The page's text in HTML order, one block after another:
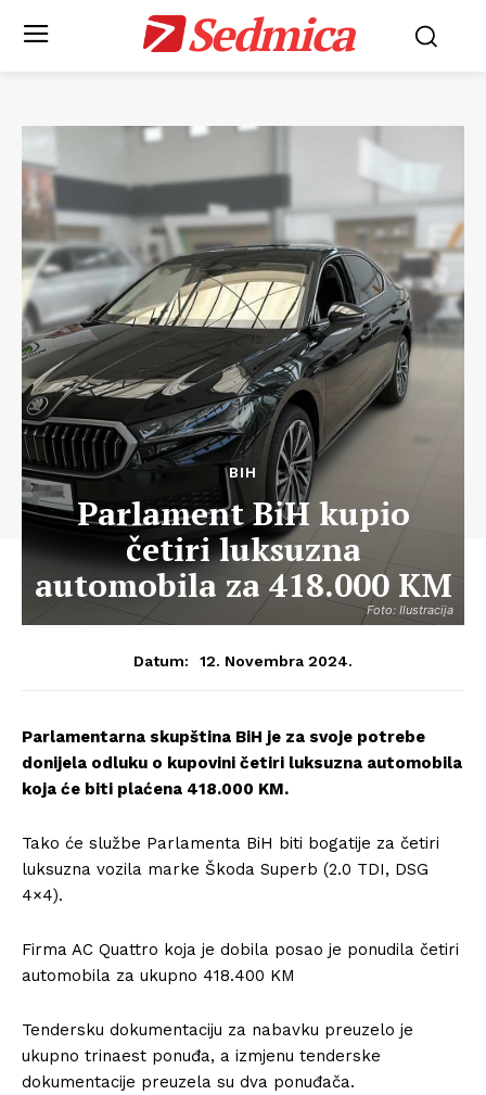
Sedmica
Foto: Ilustracija
BIH
Parlament BiH kupio
četiri luksuzna
automobila za 418.000 KM
Datum: 12. Novembra 2024.
Parlamentarna skupština BiH je za svoje potrebe
donijela odluku o kupovini četiri luksuzna automobila
koja će biti plaćena 418.000 KM.
Tako će službe Parlamenta BiH biti bogatije za četiri
luksuzna vozila marke Škoda Superb (2.0 TDI, DSG
4×4).
Firma AC Quattro koja je dobila posao je ponudila četiri
automobila za ukupno 418.400 KM
Tendersku dokumentaciju za nabavku preuzelo je
ukupno trinaest ponuđa, a izmjenu tenderske
dokumentacije preuzela su dva ponuđača.